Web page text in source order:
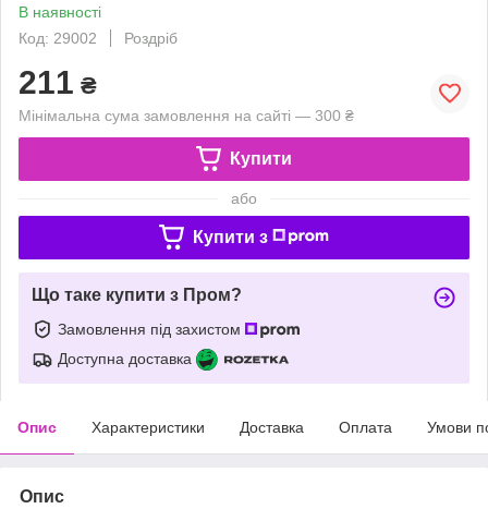
В наявності
Код: 29002
Роздріб
211 ₴
Мінімальна сума замовлення на сайті — 300 ₴
Купити
або
Купити з
Що таке купити з Пром?
Замовлення під захистом
Доступна доставка
Опис Характеристики Доставка Оплата Умови
Опис